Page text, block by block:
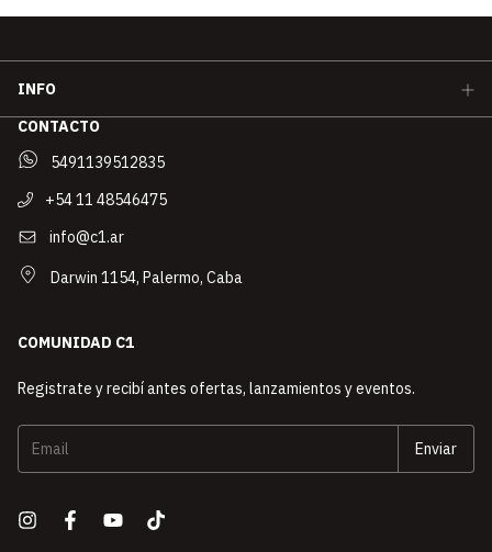
INFO
CONTACTO
5491139512835
+54 11 48546475
info@c1.ar
Darwin 1154, Palermo, Caba
COMUNIDAD C1
Registrate y recibí antes ofertas, lanzamientos y eventos.